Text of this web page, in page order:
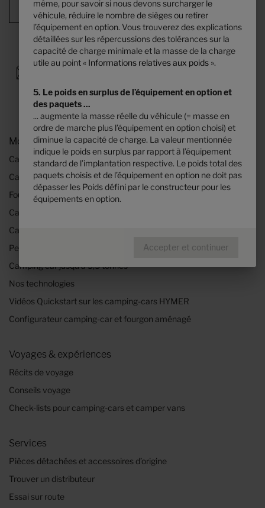
Résumé de la configuration
Modèles & Technologies
Camping-cars
Camping-cars HYMER sur base Mercedes
Fourgons aménagés
Camping-cars profilés
Camping-cars intégraux
Petits camping-cars
Camping car jusqu’à 3,5 tonnes
Nos technologies
Vidéos Quickstart sur les camping-cars HYMER
Configurateur camping-car et fourgon aménagé
Voyages & expériences
Récits de voyage
Conseils voyage
Check-lists pour camping-cars et camper vans
Services
Pièces détachées et accessoires d’origine
Trouver un distributeur
Essai sur route
même, pour savoir si nous devons surcharger le
véhicule, réduire le nombre de sièges ou retirer
l’équipement en option. Vous trouverez des explications
détaillées sur les répercussions des tolérances sur la
capacité de charge minimale et la masse de la charge
utile au point « Informations relatives aux poids ».
5. Le poids en surplus de l’équipement en option et
des paquets ...
... augmente la masse réelle du véhicule (= masse en
ordre de marche plus l’équipement en option choisi) et
diminue la capacité de charge. La valeur mentionnée
indique le poids en surplus par rapport à l’équipement
standard de l’implantation respective. Le poids total des
paquets choisis et de l’équipement en option ne doit pas
dépasser les Poids défini par le constructeur pour les
équipements en option.
Accepter et continuer